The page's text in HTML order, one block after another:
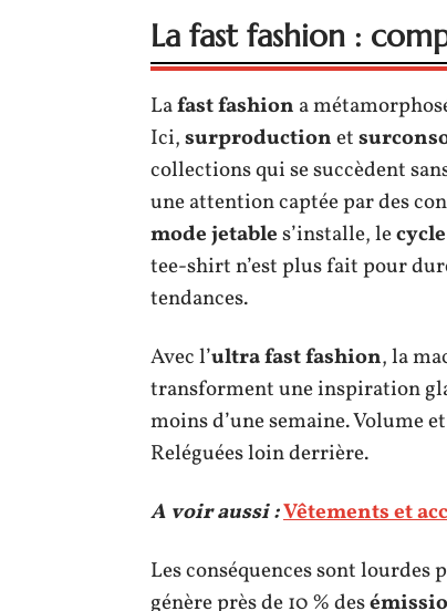
La fast fashion :
Lafast fashion a
Ici,surproductionet
collections qui se succèdent
une attention captée par des
mode jetables’installe, le
tee-shirt n’est plus fait pour
tendances.
Avec l’ultra fast fashion, la
transforment une inspiration
moins d’une semaine. Volume
Reléguées loin derrière.
A voir aussi :Vêtements et
Les conséquences sont lourdes
génère près de 10 % des